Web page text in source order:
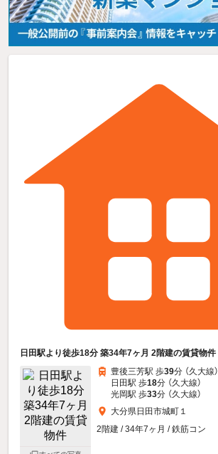
日田駅より徒歩18分 築34年7ヶ月 2階建の賃貸物件
豊後三芳駅 歩39分 （久大線）
日田駅 歩18分 （久大線）
光岡駅 歩33分 （久大線）
大分県日田市城町１
2階建 / 34年7ヶ月 / 鉄筋コン